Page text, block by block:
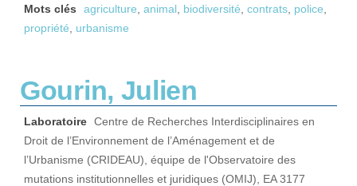
Mots clés agriculture, animal , biodiversité, contrats, police,
propriété, urbanisme
Gourin, Julien
Laboratoire Centre de Recherches Interdisciplinaires en
Droit de l’Environnement de l’Aménagement et de
l’Urbanisme (CRIDEAU), équipe de l'Observatoire des
mutations institutionnelles et juridiques (OMIJ), EA 3177